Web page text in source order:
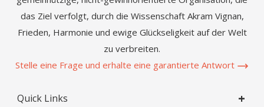
das Ziel verfolgt, durch die Wissenschaft Akram Vignan,
Frieden, Harmonie und ewige Glückseligkeit auf der Welt
zu verbreiten.
Stelle eine Frage und erhalte eine garantierte Antwort
Quick Links